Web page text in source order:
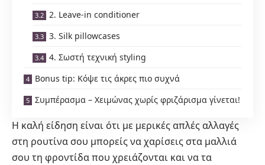
2. Leave-in conditioner
3. Silk pillowcases
4. Σωστή τεχνική styling
Bonus tip: Κόψε τις άκρες πιο συχνά
Συμπέρασμα – Χειμώνας χωρίς φριζάρισμα γίνεται!
Η καλή είδηση είναι ότι με μερικές απλές αλλαγές
στη ρουτίνα σου μπορείς να χαρίσεις στα μαλλιά
σου τη φροντίδα που χρειάζονται και να τα